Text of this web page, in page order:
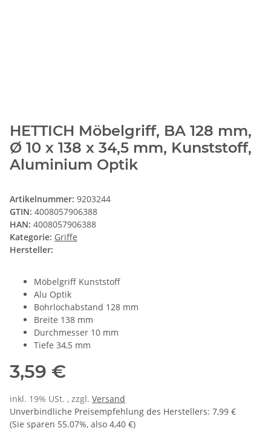
HETTICH Möbelgriff, BA 128 mm,
Ø 10 x 138 x 34,5 mm, Kunststoff,
Aluminium Optik
Artikelnummer: 9203244
GTIN: 4008057906388
HAN: 4008057906388
Kategorie: Griffe
Hersteller:
Möbelgriff Kunststoff
Alu Optik
Bohrlochabstand 128 mm
Breite 138 mm
Durchmesser 10 mm
Tiefe 34,5 mm
3,59 €
inkl. 19% USt. , zzgl. Versand
Unverbindliche Preisempfehlung des Herstellers: 7,99 €
(Sie sparen 55.07%, also 4,40 €)